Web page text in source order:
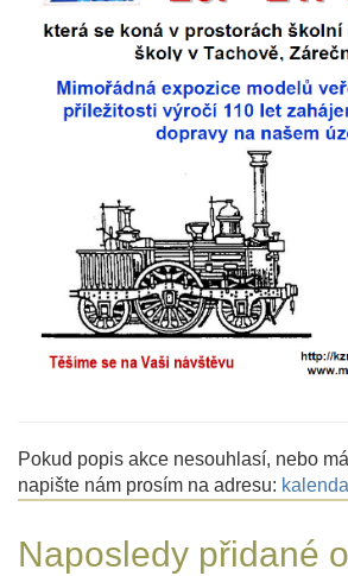
Pokud popis akce nesouhlasí, nebo
napište nám prosím na adresu:
Naposledy přidané